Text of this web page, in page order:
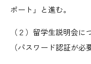
ポート」と進む。
（２）留学生説明会に
（パスワード認証が必